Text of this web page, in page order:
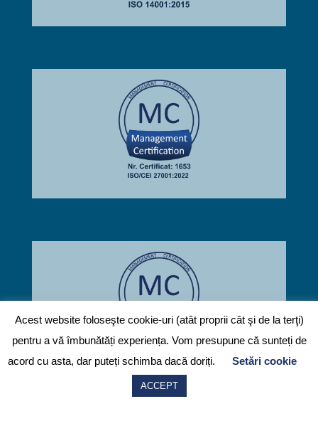
Contactează-ne
Acest website foloseşte cookie-uri (atât proprii cât şi de la terţi)
pentru a vă îmbunătăți experiența. Vom presupune că sunteți de
acord cu asta, dar puteți schimba dacă doriți.
Setări cookie
ACCEPT